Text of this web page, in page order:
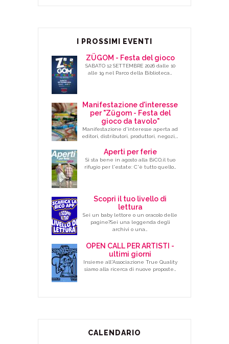
I PROSSIMI EVENTI
ZÜGOM - Festa del gioco
SABATO 12 SETTEMBRE 2026 dalle 10
alle 19 nel Parco della Biblioteca…
Manifestazione d'interesse
per "Zügom - Festa del
gioco da tavolo"
Manifestazione d'interesse aperta ad
editori, distributori, produttori, negozi,…
Aperti per ferie
Si sta bene in agosto alla BiCO,il tuo
rifugio per l'estate: C'è tutto quello…
Scopri il tuo livello di
lettura
Sei un baby lettore o un oracolo delle
pagine?Sei una leggenda degli
archivi o una…
OPEN CALL PER ARTISTI -
ultimi giorni
Insieme all'Associazione True Quality
siamo alla ricerca di nuove proposte…
CALENDARIO